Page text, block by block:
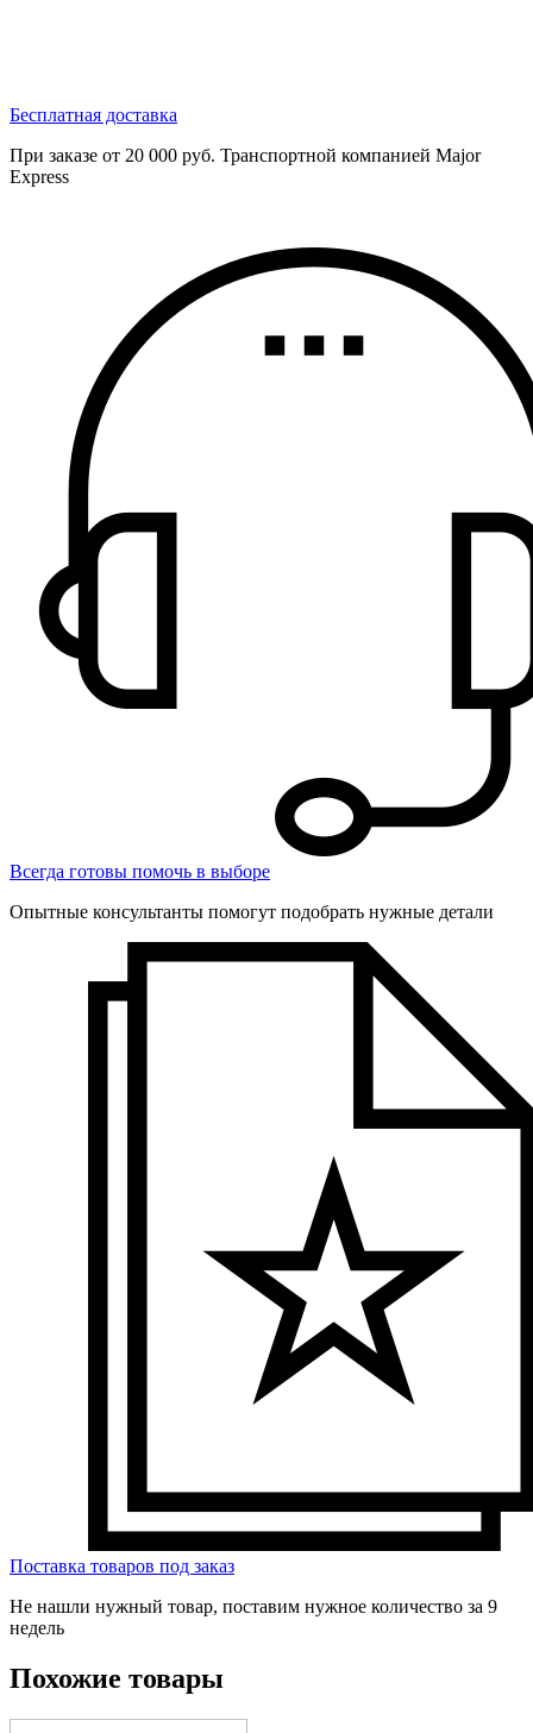
Бесплатная доставка
При заказе от 20 000 руб. Транспортной компанией Major
Express
Всегда готовы помочь в выборе
Опытные консультанты помогут подобрать нужные детали
Поставка товаров под заказ
Не нашли нужный товар, поставим нужное количество за 9
недель
Похожие товары